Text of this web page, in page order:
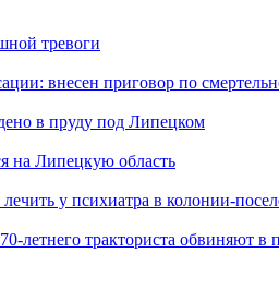
тревоги
внесен приговор по
в пруду под Липецком
на Липецкую область
у психиатра в колонии-
летнего тракториста обвиняют